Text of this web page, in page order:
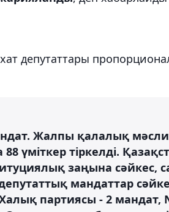
депутаттары
Жалпы қалалық
үміткер тіркелді.
заңына сәйкес,
мандаттар
партиясы - 2 мандат,